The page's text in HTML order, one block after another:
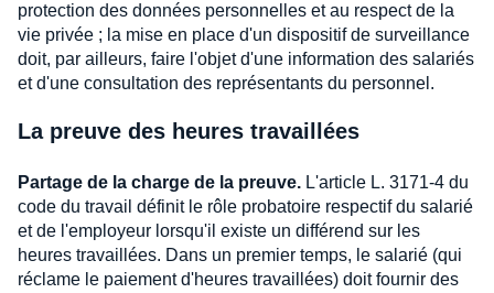
protection des données personnelles et au respect de la
vie privée ; la mise en place d'un dispositif de surveillance
doit, par ailleurs, faire l'objet d'une information des salariés
et d'une consultation des représentants du personnel.
La preuve des heures travaillées
Partage de la charge de la preuve. L'article L. 3171-4 du
code du travail définit le rôle probatoire respectif du salarié
et de l'employeur lorsqu'il existe un différend sur les
heures travaillées. Dans un premier temps, le salarié (qui
réclame le paiement d'heures travaillées) doit fournir des